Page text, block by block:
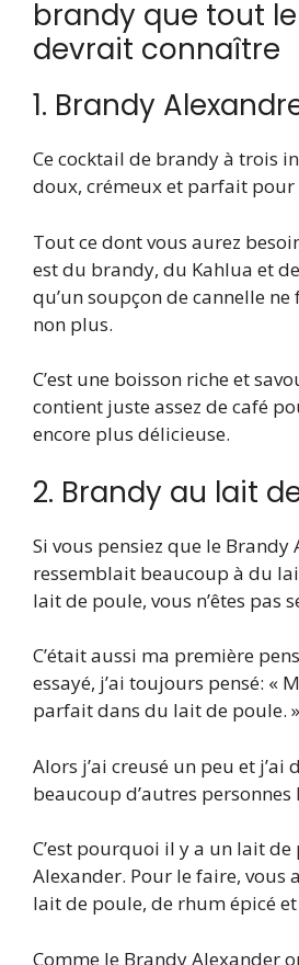
brandy que tout
devrait connaître
1. Brandy
Ce cocktail de brandy à trois
doux, crémeux et parfait pour
Tout ce dont vous aurez
est du brandy, du Kahlua et
qu’un soupçon de cannelle ne
non plus.
C’est une boisson riche et
contient juste assez de café
encore plus délicieuse.
2. Brandy au lait
Si vous pensiez que le Brandy
ressemblait beaucoup à du
lait de poule, vous n’êtes pas
C’était aussi ma première
essayé, j’ai toujours pensé: «
parfait dans du lait de poule. »
Alors j’ai creusé un peu et j’ai
beaucoup d’autres
C’est pourquoi il y a un lait
Alexander. Pour le faire, vous
lait de poule, de rhum épicé
Comme le Brandy Alexander